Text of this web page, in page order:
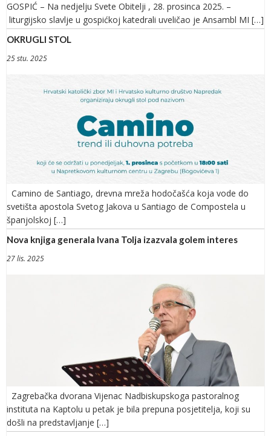
GOSPIĆ – Na nedjelju Svete Obitelji , 28. prosinca 2025. –
liturgijsko slavlje u gospićkoj katedrali uveličao je Ansambl MI […]
OKRUGLI STOL
25 stu. 2025
Camino de Santiago, drevna mreža hodočašća koja vode do
svetišta apostola Svetog Jakova u Santiago de Compostela u
španjolskoj […]
Nova knjiga generala Ivana Tolja izazvala golem interes
27 lis. 2025
Zagrebačka dvorana Vijenac Nadbiskupskoga pastoralnog
instituta na Kaptolu u petak je bila prepuna posjetitelja, koji su
došli na predstavljanje […]